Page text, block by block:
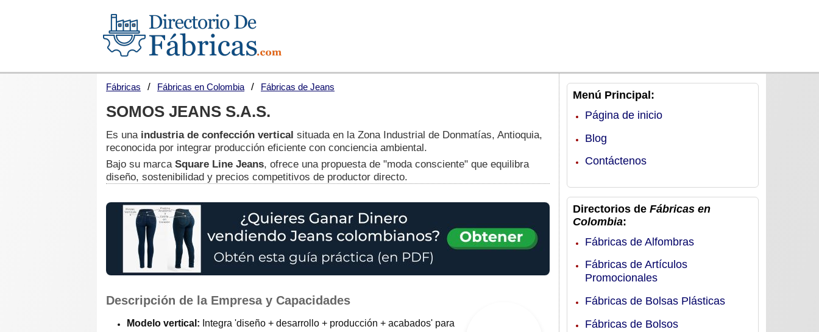
Fábricas Fábricas en Colombia Fábricas de Jeans
SOMOS JEANS S.A.S.
Es una industria de confección vertical situada en la Zona Industrial de Donmatías, Antioquia,
reconocida por integrar producción eficiente con conciencia ambiental.
Bajo su marca Square Line Jeans, ofrece una propuesta de "moda consciente" que equilibra
diseño, sostenibilidad y precios competitivos de productor directo.
Descripción de la Empresa y Capacidades
Modelo vertical: Integra 'diseño + desarrollo + producción + acabados' para
Menú Principal:
Página de inicio
Blog
Contáctenos
Directorios de Fábricas en
Colombia:
Fábricas de Alfombras
Fábricas de Artículos
Promocionales
Fábricas de Bolsas Plásticas
Fábricas de Bolsos